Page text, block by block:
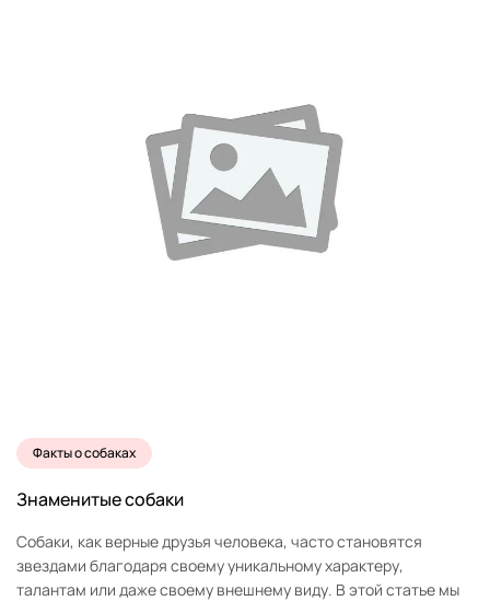
Факты о собаках
Знаменитые собаки
Собаки, как верные друзья человека, часто становятся
звездами благодаря своему уникальному характеру,
талантам или даже своему внешнему виду. В этой статье мы